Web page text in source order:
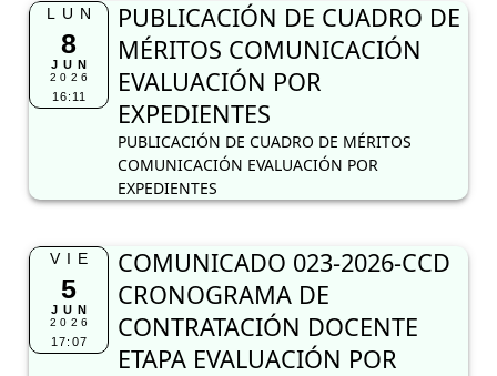
LUN
8
JUN
2026
16:11
PUBLICACIÓN DE CUADRO DE
MÉRITOS COMUNICACIÓN
EVALUACIÓN POR
EXPEDIENTES
PUBLICACIÓN DE CUADRO DE MÉRITOS
COMUNICACIÓN EVALUACIÓN POR
EXPEDIENTES
VIE
5
JUN
2026
17:07
COMUNICADO 023-2026-CCD
CRONOGRAMA DE
CONTRATACIÓN DOCENTE
ETAPA EVALUACIÓN POR